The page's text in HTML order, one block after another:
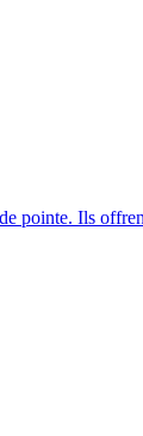
pointe. Ils